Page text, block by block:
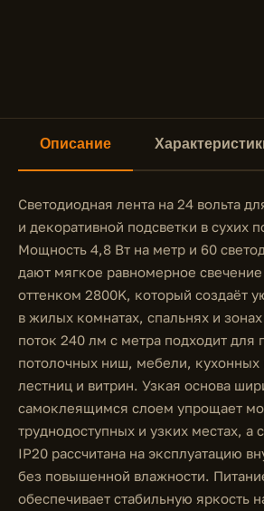
Описание
Светодиодная лента на 24 вольта
и декоративной подсветки в сухих
Мощность 4,8 Вт на метр и 60
дают мягкое равномерное
оттенком 2800K, который создаёт
в жилых комнатах, спальнях и
поток 240 лм с метра подходит для
потолочных ниш, мебели, кухонных
лестниц и витрин. Узкая основа
самоклеящимся слоем упрощает
труднодоступных и узких местах, а
IP20 рассчитана на эксплуатацию
без повышенной влажности.
обеспечивает стабильную яркость